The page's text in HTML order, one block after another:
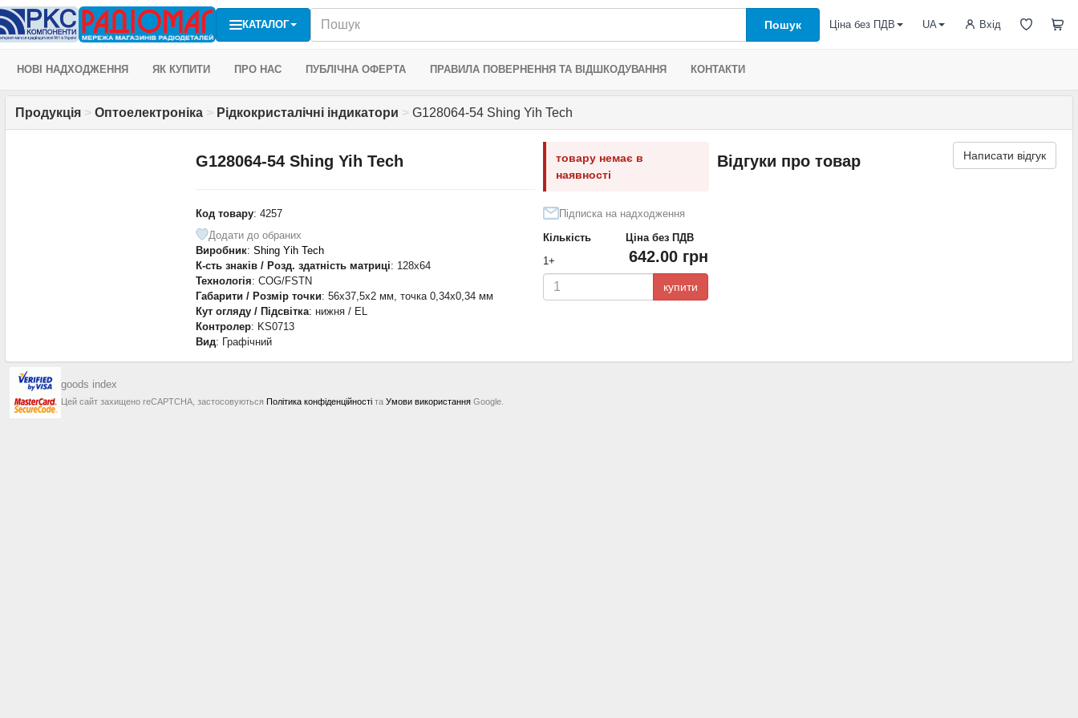
КАТАЛОГ Пошук Вхід
Ціна без ПДВ UA
НОВІ НАДХОДЖЕННЯ ЯК КУПИТИ ПРО НАС ПУБЛІЧНА ОФЕРТА ПРАВИЛА ПОВЕРНЕННЯ ТА ВІДШКОДУВАННЯ КОНТАКТИ
Продукція > Оптоелектроніка > Рідкокристалічні індикатори > G128064-54 Shing Yih Tech
G128064-54 Shing Yih Tech
Код товару: 4257
Додати до обраних
Виробник: Shing Yih Tech
К-сть знаків / Розд. здатність матриці: 128x64
Технологія: COG/FSTN
Габарити / Розмір точки: 56x37,5x2 мм, точка 0,34x0,34 мм
Кут огляду / Підсвітка: нижня / EL
Контролер: KS0713
Вид: Графічний
товару немає в
наявності
Підписка на надходження
Кількість
Ціна без ПДВ
1+
642.00 грн
купити
Відгуки про товар Написати відгук
goods index
Цей сайт захищено reCAPTCHA, застосовуються Політика конфіденційності та Умови використання Google.